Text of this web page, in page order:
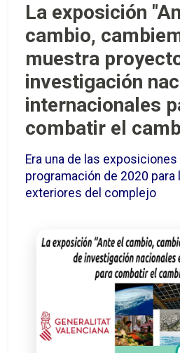
La exposición
cambio,
muestra
investigación
internacionales
combatir el
Era una de las
programación de 2020 para
exteriores del complejo